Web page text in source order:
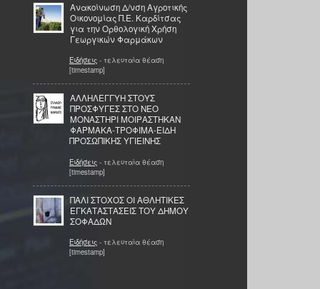
Ανακοίνωση Δ/νση Αγροτικής
Οικονομίας Π.Ε. Καρδίτσας
για την Ορθολογική Χρήση
Γεωργικών Φαρμάκων
Ειδήσεις - τελευταία θέαση
[timestamp]
ΑΛΛΗΛΕΓΓΥΗ ΣΤΟΥΣ
ΠΡΟΣΦΥΓΕΣ ΣΤΟ ΝΕΟ
ΜΟΝΑΣΤΗΡΙ ΜΟΙΡΑΣΤΗΚΑΝ
ΦΑΡΜΑΚΑ-ΤΡΟΦΙΜΑ-ΕΙΔΗ
ΠΡΟΣΩΠΙΚΗΣ ΥΓΙΕΙΝΗΣ
Ειδήσεις - τελευταία θέαση
[timestamp]
ΠΑΛΙ ΣΤΟΧΟΣ ΟΙ ΑΘΛΗΤΙΚΕΣ
ΕΓΚΑΤΑΣΤΑΣΕΙΣ ΤΟΥ ΔΗΜΟΥ
ΣΟΦΑΔΩΝ
Ειδήσεις - τελευταία θέαση
[timestamp]